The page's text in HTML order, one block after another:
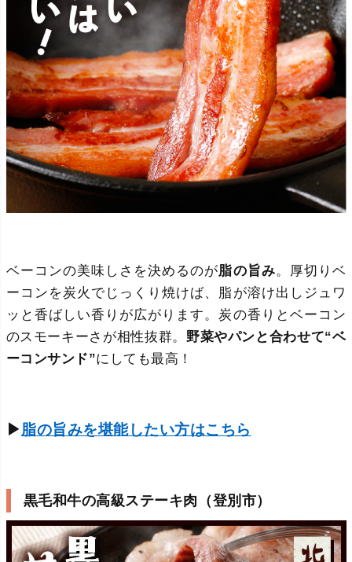
ベーコンの美味しさを決めるのが脂の旨み。厚切りベ
ーコンを炭火でじっくり焼けば、脂が溶け出しジュワ
ッと香ばしい香りが広がります。炭の香りとベーコン
のスモーキーさが相性抜群。 野菜やパンと合わせて“ベ
ーコンサンド”にしても最高！
▶脂の旨みを堪能したい方はこちら
黒毛和牛の高級ステーキ肉（登別市）